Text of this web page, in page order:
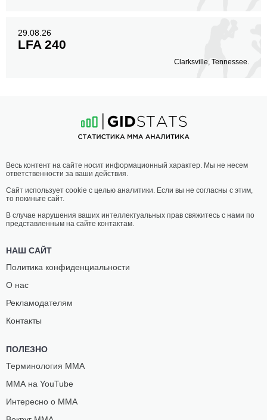
29.08.26
LFA 240
Clarksville, Tennessee.
Весь контент на сайте носит информационный характер. Мы не несем
ответственности за ваши действия.
Сайт использует cookie с целью аналитики. Если вы не согласны с этим,
то покиньте сайт.
В случае нарушения ваших интеллектуальных прав свяжитесь с нами по
представленным на сайте контактам.
НАШ САЙТ
Политика конфиденциальности
О нас
Рекламодателям
Контакты
ПОЛЕЗНО
Терминология ММА
ММА на YouTube
Интересно о ММА